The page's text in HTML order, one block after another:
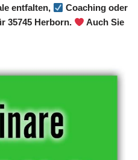
entfalten,
Coaching oder
35745 Herborn.
Auch Sie